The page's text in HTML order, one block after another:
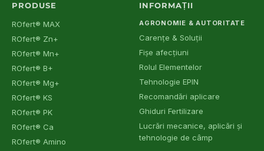
PRODUSE
ROfert® MAX
ROfert® Zn+
ROfert® Mn+
ROfert® B+
ROfert® Mg+
ROfert® KS
ROfert® PK
ROfert® Ca
ROfert® Amino
INFORMAȚII
AGRONOMIE & AUTORITATE
Carențe & Soluții
Fișe afecțiuni
Rolul Elementelor
Tehnologie EPIN
Recomandări aplicare
Ghiduri Fertilizare
Lucrări mecanice, aplicări și
tehnologie de câmp